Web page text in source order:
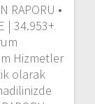
RAPORU •
| 34.953+
Hizmetler
olarak